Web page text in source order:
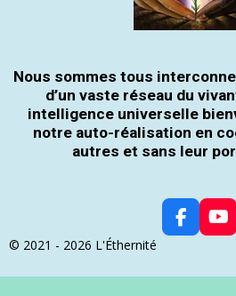
Nous sommes tous
d’un vaste réseau du
intelligence universelle
notre auto-réalisation en
autres et sans leur
F
A
E
Y
O
T
© 2021 - 2026 L'Éthernité